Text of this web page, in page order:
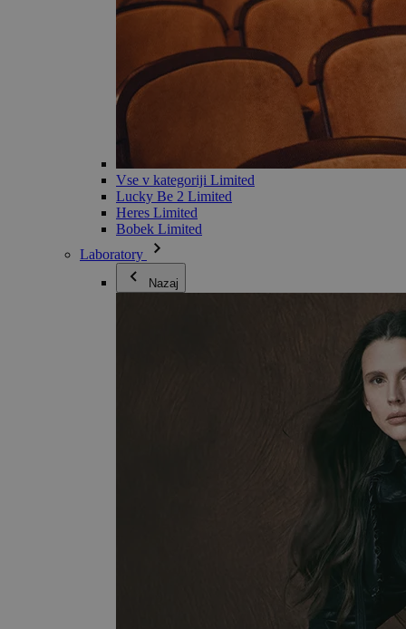
Vse v kategoriji Limited
Lucky Be 2 Limited
Heres Limited
Bobek Limited
Laboratory
Nazaj